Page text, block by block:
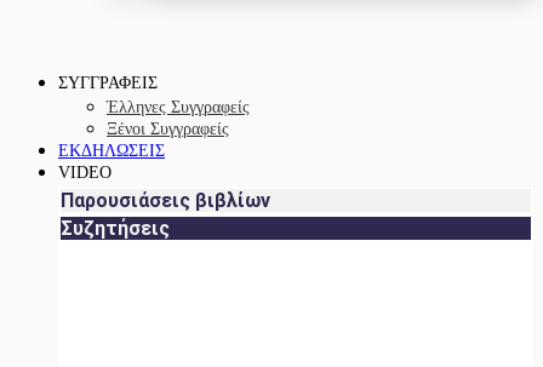
ΣΥΓΓΡΑΦΕΙΣ
Έλληνες Συγγραφείς
Ξένοι Συγγραφείς
ΕΚΔΗΛΩΣΕΙΣ
VIDEO
Παρουσιάσεις βιβλίων
Συζητήσεις